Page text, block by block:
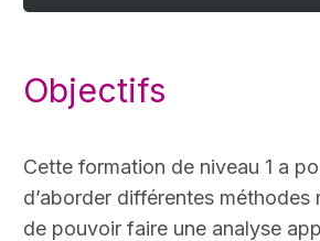
Objectifs
Cette formation de niveau 1 a
d’aborder différentes méthodes
de pouvoir faire une analyse